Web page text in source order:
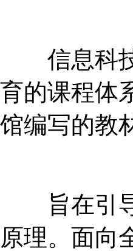
信息科技
育的课程体
馆编写的教材开
旨在引导
原理。面